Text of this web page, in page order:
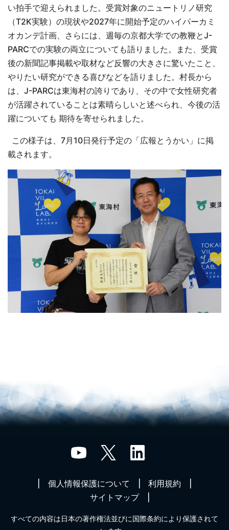
い拍手で迎えられました。受賞対象のニュートリノ研究
（T2K実験）の現状や2027年に開始予定のハイパーカミ
オカンデ計画、さらには、週毎の京都大学での教鞭とJ-
PARCでの実験の両立についても語りました。また、受賞
後の新聞記事掲載や取材など反響の大きさに驚いたこと、
やりたい研究ができる喜びなどを語りました。村長から
は、J-PARCは東海村の誇りであり、その中で女性研究者
が活躍されていることは素晴らしいと述べられ、今後の活
躍についても 期待を寄せられました。
この様子は、7月10日発行予定の「広報とうかい」に掲
載されます。
個人情報保護について
利用規約
サイトマップ
すべての内容は日本の著作権法並びに国際条約により保護されて